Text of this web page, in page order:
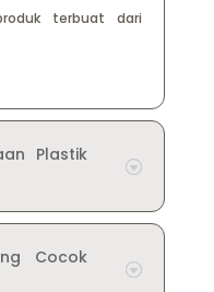
terbuat dari
Plastik
Cocok